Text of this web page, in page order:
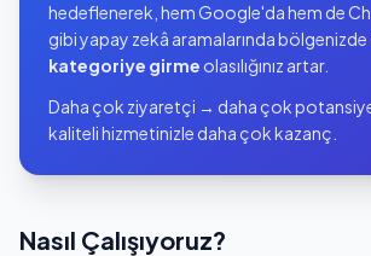
hedeflenerek, hem Google'da hem de
gibi yapay zekâ aramalarında bölgenizde
kategoriye girme olasılığınız artar.
Daha çok ziyaretçi → daha çok
kaliteli hizmetinizle daha çok kazanç.
Nasıl Çalışıyoruz?